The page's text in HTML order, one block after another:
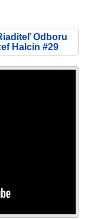
Odboru
Halcin #29